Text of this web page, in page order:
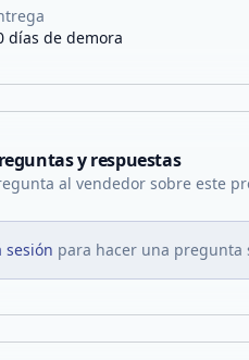
días de demora
y respuestas
al vendedor sobre este
sesión para hacer una pregunta